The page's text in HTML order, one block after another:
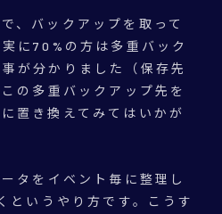
、バックアップを取って
に70%の方は多重バック
が分かりました（保存先
の多重バックアップ先を
置き換えてみてはいかが
タをイベント毎に整理し
というやり方です。こうす